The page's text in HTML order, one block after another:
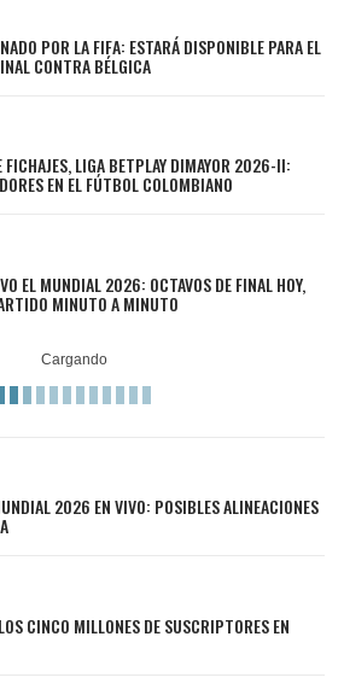
POR LA FIFA: ESTARÁ DISPONIBLE PARA EL
CONTRA BÉLGICA
FICHAJES, LIGA BETPLAY DIMAYOR 2026-II:
EN EL FÚTBOL COLOMBIANO
EL MUNDIAL 2026: OCTAVOS DE FINAL HOY,
MINUTO A MINUTO
2026 EN VIVO: POSIBLES ALINEACIONES
CINCO MILLONES DE SUSCRIPTORES EN